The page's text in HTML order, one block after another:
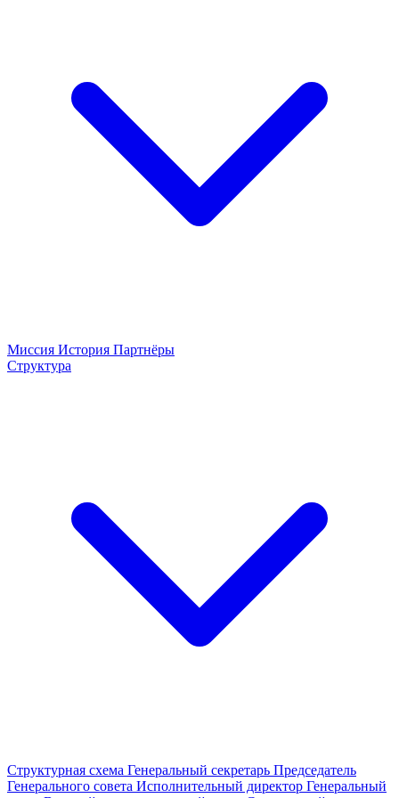
Миссия История Партнёры
Структура
Структурная схема Генеральный секретарь Председатель
Генерального совета Исполнительный директор Генеральный